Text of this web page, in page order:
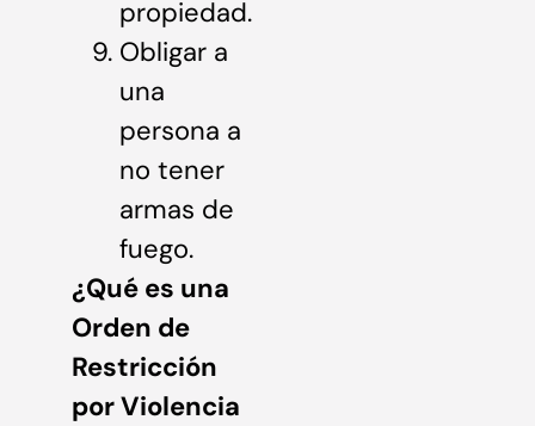
propiedad.
Obligar a
una
persona a
no tener
armas de
fuego.
¿Qué es una
Orden de
Restricción
por Violencia